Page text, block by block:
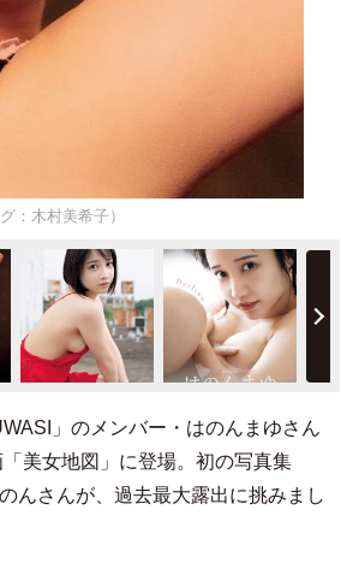
木村美希子）
」のメンバー・はのんまゆさん
美女地図」に登場。初の写真集
んさんが、過去最大露出に挑みまし